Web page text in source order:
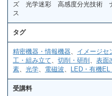
ズ 光学迷彩 高感度分光技術
ス
タグ
精密機器・情報機器、 イメージセ
工・組み立て、 切削・研削 、 表面
素、 光学、 電磁波、 LED・有機EL
受講料